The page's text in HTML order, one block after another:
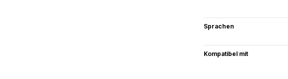
Sprachen
Kompatibel mit